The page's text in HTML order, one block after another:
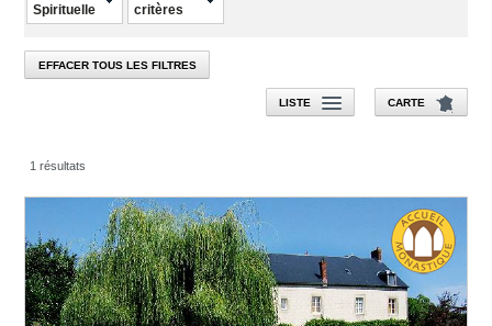
Spirituelle
critères
EFFACER TOUS LES FILTRES
LISTE CARTE
1 résultats